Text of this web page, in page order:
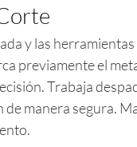
y las
previamente el
Trabaja
de manera segura.